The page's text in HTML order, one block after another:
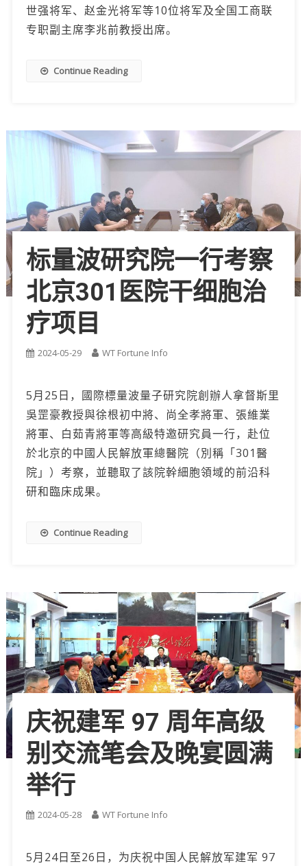
世强将军、赵金光将军等10位将军及全国工商联
专职副主席李兆前教授出席。
Continue Reading
标量波研究院一行考察
北京301医院干细胞治
疗项目
2024-05-29 WT Fortune Info
5月25日，國際標量波量子研究院創辦人拿督斯里
吳罡豪教授與徐根初中將、尚全孝將軍、張維業
將軍、白茹青將軍等高級特邀研究員一行，赴位
於北京的中國人民解放軍總醫院（別稱「301醫
院」）考察，並聽取了該院幹細胞領域的前沿科
研和臨床成果。
Continue Reading
庆祝建军 97 周年高级
别交流笔会及晚宴圆满
举行
2024-05-28 WT Fortune Info
5月24日至26日，为庆祝中国人民解放军建军 97